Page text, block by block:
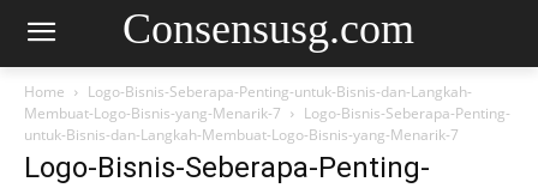
Consensusg.com
Home
Logo-Bisnis-Seberapa-Penting-untuk-Bisnis-dan-Langkah-
Membuat-Logo-Bisnis-yang-Menarik-7
Logo-Bisnis-Seberapa-Penting-
untuk-Bisnis-dan-Langkah-Membuat-Logo-Bisnis-yang-Menarik-7
Logo-Bisnis-Seberapa-Penting-